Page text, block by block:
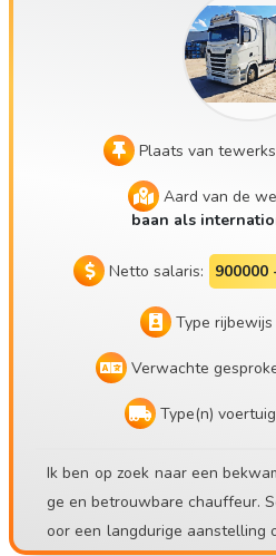
Plaats van
Aard van de
baan als
Netto salaris: 900000
Type
Verwachte
Type(n)
Ik ben op zoek naar een
ge en betrouwbare chauffeur.
oor een langdurige aanstelling